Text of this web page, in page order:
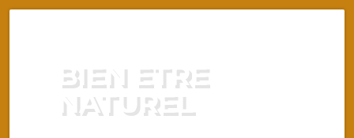
BIEN ETRE
NATUREL